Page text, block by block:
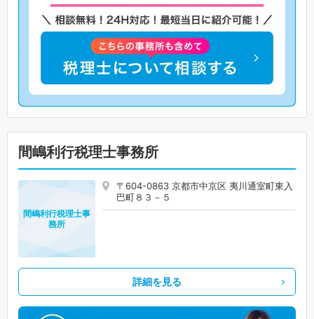
間嶋利行税理士事務所
〒604-0863 京都市中京区 夷川通室町東入
巴町８３－５
間嶋利行税理士事
務所
詳細を見る